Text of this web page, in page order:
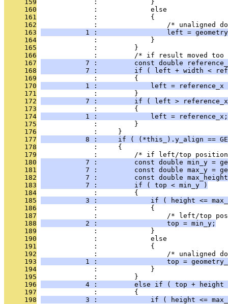
     159
              :             }
     160
              :             else
     161
              :             {
     162
:                 /* unaligned
     163
1 :                 left =
     164
              :             }
     165
              :         }
     166
:         /* if result moved
     167
7 :         const double
     168
7 :         if ( left + width <
     169
              :         {
     170
1 :             left = reference_x
     171
              :         }
     172
7 :         if ( left >
     173
              :         {
     174
           1 :             left = reference_x;
     175
              :         }
     176
              :     }
     177
8 :     if ( (*this_).y_align ==
     178
              :     {
     179
:         /* if left/top
     180
7 :         const double min_y =
     181
7 :         const double max_y =
     182
7 :         const double
     183
           7 :         if ( top < min_y )
     184
              :         {
     185
3 :             if ( height <=
     186
              :             {
     187
:                 /* left/top
     188
           2 :                 top = min_y;
     189
              :             }
     190
              :             else
     191
              :             {
     192
:                 /* unaligned
     193
1 :                 top =
     194
              :             }
     195
              :         }
     196
4 :         else if ( top + height
     197
              :         {
     198
3 :             if ( height <=